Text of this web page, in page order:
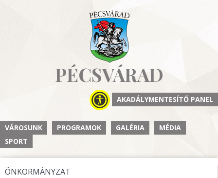
PÉCSVÁRAD
AKADÁLYMENTESÍTŐ PANEL
VÁROSUNK PROGRAMOK GALÉRIA
MÉDIA
SPORT
ÖNKORMÁNYZAT